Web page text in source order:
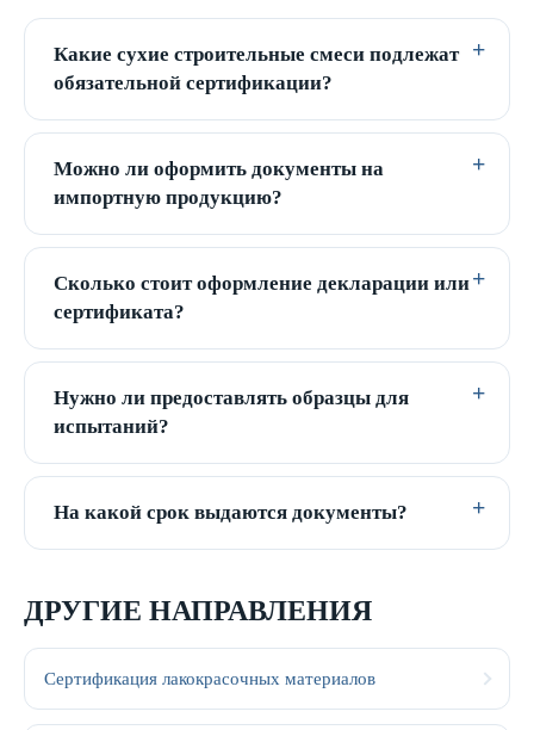
Какие сухие строительные смеси подлежат
обязательной сертификации?
Можно ли оформить документы на
импортную продукцию?
Сколько стоит оформление декларации или
сертификата?
Нужно ли предоставлять образцы для
испытаний?
На какой срок выдаются документы?
ДРУГИЕ НАПРАВЛЕНИЯ
Сертификация лакокрасочных материалов